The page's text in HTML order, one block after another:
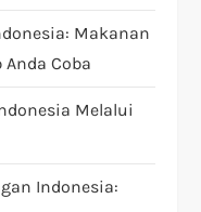
Makanan
Coba
Melalui
Indonesia: